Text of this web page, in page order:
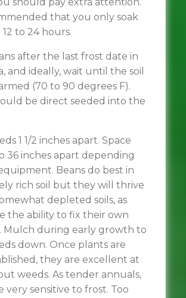
that you only soak
to 24 hours.
after the last frost date in
and ideally, wait until the soil
(70 to 90 degrees F).
be direct seeded into the
1 1/2 inches apart. Space
36 inches apart depending
Beans do best in
rich soil but they will thrive
depleted soils, as
the ability to fix their own
Mulch during early growth to
down. Once plants are
they are excellent at
weeds. As tender annuals,
very sensitive to frost. Too